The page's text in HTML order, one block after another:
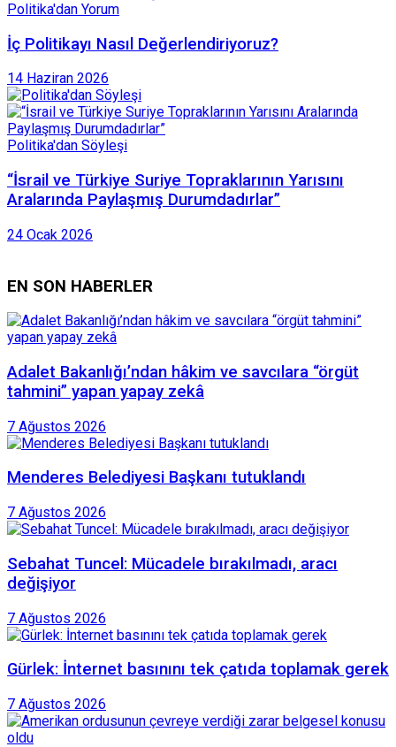
Politika'dan Yorum
İç Politikayı Nasıl Değerlendiriyoruz?
14 Haziran 2026
Politika'dan Söyleşi
“İsrail ve Türkiye Suriye Topraklarının Yarısını
Aralarında Paylaşmış Durumdadırlar”
24 Ocak 2026
EN SON HABERLER
Adalet Bakanlığı’ndan hâkim ve savcılara “örgüt
tahmini” yapan yapay zekâ
7 Ağustos 2026
Menderes Belediyesi Başkanı tutuklandı
7 Ağustos 2026
Sebahat Tuncel: Mücadele bırakılmadı, aracı
değişiyor
7 Ağustos 2026
Gürlek: İnternet basınını tek çatıda toplamak gerek
7 Ağustos 2026